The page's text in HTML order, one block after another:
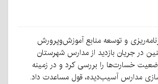
و توسعه منابع آموزش‌وپرورش
در جریان بازدید از مدارس شهرستان
خسارت‌ها را بررسی کرد و در زمینه
مدارس آسیب‌دیده، قول مساعدت داد.